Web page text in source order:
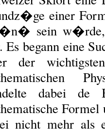
einer
sein w�rde,
Es begann eine
der
dabei de
nicht mehr als